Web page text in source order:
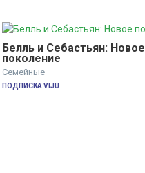
Белль и Себастьян: Новое
поколение
Семейные
ПОДПИСКА VIJU